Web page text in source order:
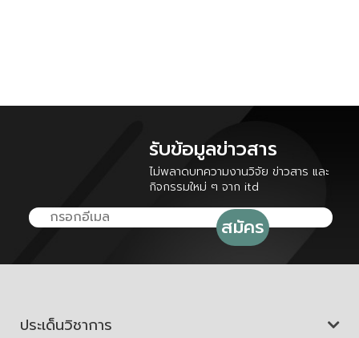
รับข้อมูลข่าวสาร
ไม่พลาดบทความงานวิจัย ข่าวสาร และ
กิจกรรมใหม่ ๆ จาก itd
ประเด็นวิชาการ